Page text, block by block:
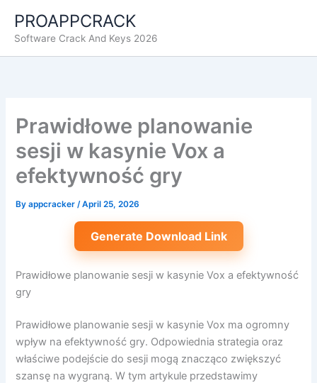
content
PROAPPCRACK
Software Crack And Keys 2026
Prawidłowe planowanie
sesji w kasynie Vox a
efektywność gry
Byappcracker/April 25, 2026
Generate Download Link
Prawidłowe planowanie sesji w kasynie Vox a efektywność
gry
Prawidłowe planowanie sesji w kasynie Vox ma ogromny
wpływ na efektywność gry. Odpowiednia strategia oraz
właściwe podejście do sesji mogą znacząco zwiększyć
szansę na wygraną. W tym artykule przedstawimy